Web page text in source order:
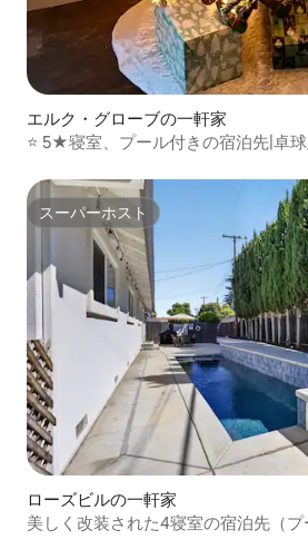
エルク・グローブの一軒家
⭐️ 5★寝室、プール付きの宿泊先|卓
スーパーホスト
スーパーホスト
ローズビルの一軒家
美しく改装された4寝室の宿泊先（プ